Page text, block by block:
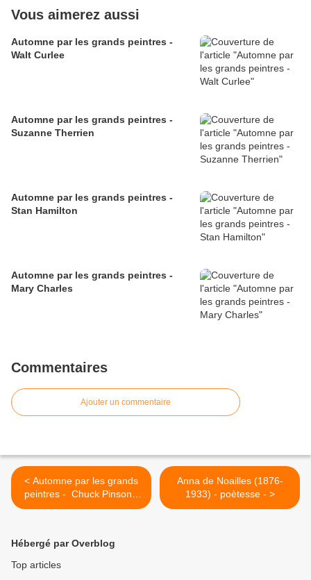
Vous aimerez aussi
Automne par les grands peintres -
Walt Curlee
Automne par les grands peintres -
Suzanne Therrien
Automne par les grands peintres -
Stan Hamilton
Automne par les grands peintres -
Mary Charles
Commentaires
Ajouter un commentaire
< Automne par les grands
peintres - Chuck Pinson -
automne
Anna de Noailles (1876-
1933) - poètesse - >
Hébergé par Overblog
Top articles